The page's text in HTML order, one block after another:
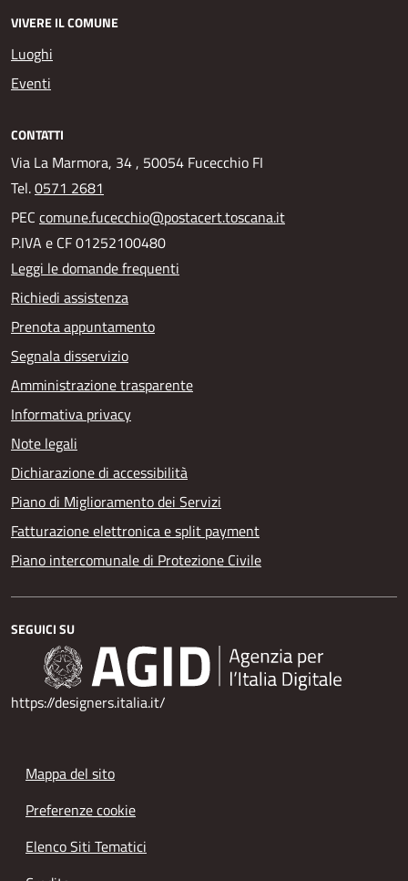
VIVERE IL COMUNE
Luoghi
Eventi
CONTATTI
Via La Marmora, 34 , 50054 Fucecchio FI
Tel.0571 2681
PEC comune.fucecchio@postacert.toscana.it
P.IVA e CF 01252100480
Leggi le domande frequenti
Richiedi assistenza
Prenota appuntamento
Segnala disservizio
Amministrazione trasparente
Informativa privacy
Note legali
Dichiarazione di accessibilità
Piano di Miglioramento dei Servizi
Fatturazione elettronica e split payment
Piano intercomunale di Protezione Civile
SEGUICI SU
https://designers.italia.it/
Mappa del sito
Preferenze cookie
Elenco Siti Tematici